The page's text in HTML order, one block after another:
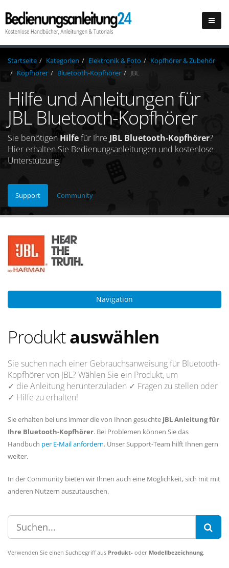
Startseite Kategorien Elektronik & Foto
Kopfhörer & Zubehör
Kopfhörer
Bluetooth-Kopfhörer JBL
Hilfe und Anleitungen für
JBL Bluetooth-Kopfhörer
Sie benötigen Hilfefür Ihre JBL Bluetooth-Kopfhörer?
Hier erhalten Sie Bedienungsanleitungen und kostenlose
Unterstützung.
Support Community
Navigation
Produktauswählen
Sie suchen nach einer Gebrauchsanweisung für Bluetooth-
Kopfhörer von JBL? Wählen Sie ein Produkt, um
✓ die Anleitung herunterzuladen ✓ Fragen zu stellen oder
✓ Hilfe zu erhalten!
Sie erhalten bei uns immer die von Ihnen gesuchte JBL Anleitung für
Ihre Bluetooth-Kopfhörer. Bei Problemen können Sie das
Handbuch per E-Mail anfordern. Unser Support-Team hilft Ihnen gern
weiter.
In der Community bieten wir Ihnen auch eine Möglichkeit, sich mit mit
anderen Nutzern auszutauschen.
Verwenden Sie einen Suchbegriff aus Produkt- oder Modellbezeichnung.